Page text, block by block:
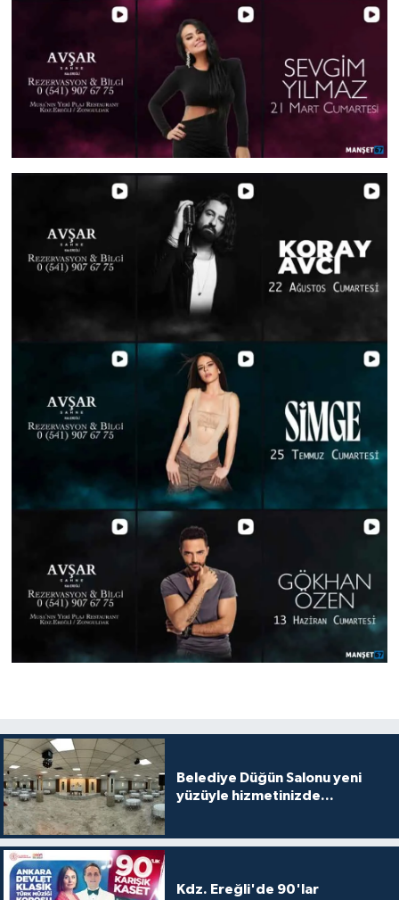
Belediye Düğün Salonu yeni
yüzüyle hizmetinizde...
Kdz. Ereğli'de 90'lar